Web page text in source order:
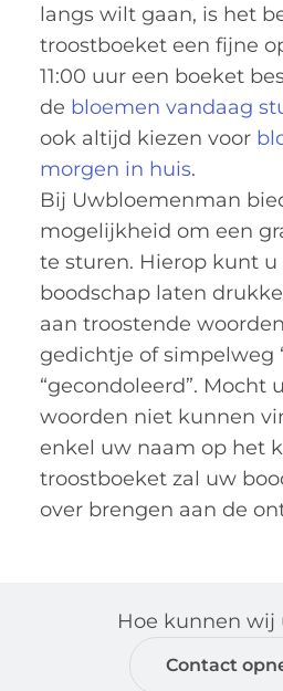
langs wilt gaan, is het
troostboeket een fijne
11:00 uur een boeket
de bloemen vandaag
ook altijd kiezen voor
morgen in huis.
Bij Uwbloemenman
mogelijkheid om een
te sturen. Hierop kunt
boodschap laten
aan troostende
gedichtje of simpelweg
“gecondoleerd”. Mocht
woorden niet kunnen
enkel uw naam op het
troostboeket zal uw
over brengen aan de
Hoe kunnen wij
Contact